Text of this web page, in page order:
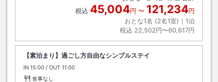
税込 45,004円 〜 121,234円
おとな1名 (2名1室)｜ 1泊
税込 22,502円〜60,617円
【素泊まり】過ごし方自由なシンプルステイ
IN チェックイン
15:00 / OUT チェックアウト
11:00
食事なし